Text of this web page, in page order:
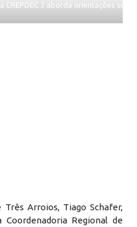
CREPDEC 2 aborda orientações
Arroios, Tiago Schafer,
Regional de